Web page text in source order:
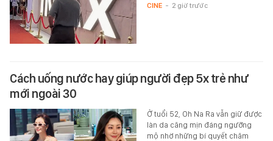
CINE - 2 giờ trước
Cách uống nước hay giúp người đẹp 5x trẻ như
mới ngoài 30
Ở tuổi 52, Oh Na Ra vẫn giữ được
làn da căng mịn đáng ngưỡng
mộ nhờ những bí quyết chăm